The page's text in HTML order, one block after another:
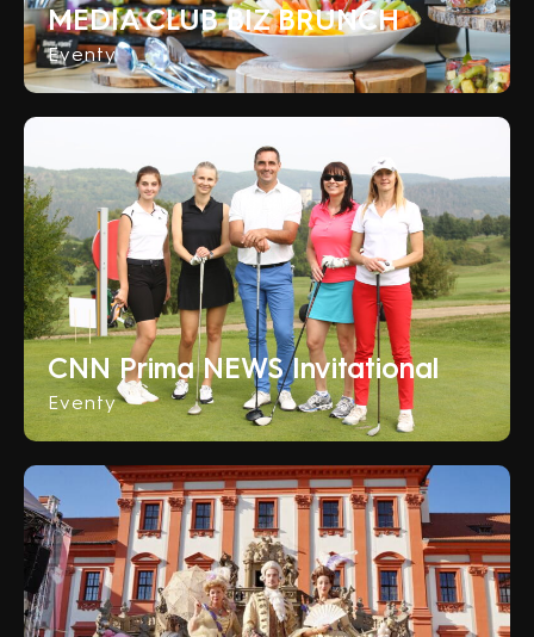
MEDIA CLUB BIZ BRUNCH
Eventy
CNN Prima NEWS Invitational
Eventy